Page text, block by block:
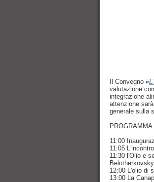
Il Convegno «
valutazione
integrazione
attenzione
generale sulla
PROGRAMMA:
11:00
11:05
11:30 l'Olio e
12:00 L'olio di
13:00 La